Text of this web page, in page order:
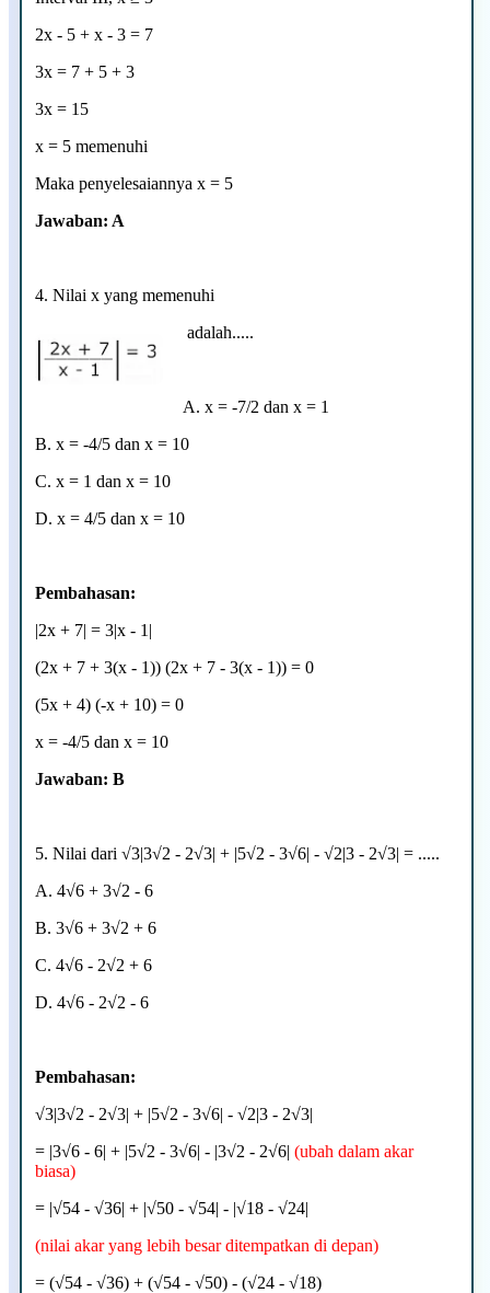
2x - 5 + x - 3 = 7
3x = 7 + 5 + 3
3x = 15
x = 5 memenuhi
Maka penyelesaiannya x = 5
Jawaban: A
4. Nilai x yang memenuhi
adalah.....
A. x = -7/2 dan x = 1
B. x = -4/5 dan x = 10
C. x = 1 dan x = 10
D. x = 4/5 dan x = 10
Pembahasan:
|2x + 7| = 3|x - 1|
(2x + 7 + 3(x - 1)) (2x + 7 - 3(x - 1)) = 0
(5x + 4) (-x + 10) = 0
x = -4/5 dan x = 10
Jawaban: B
5. Nilai dari √3|3√2 - 2√3| + |5√2 - 3√6| - √2|3 - 2√3| = .....
A. 4√6 + 3√2 - 6
B. 3√6 + 3√2 + 6
C. 4√6 - 2√2 + 6
D. 4√6 - 2√2 - 6
Pembahasan:
√3|3√2 - 2√3| + |5√2 - 3√6| - √2|3 - 2√3|
= |3√6 - 6| + |5√2 - 3√6| - |3√2 - 2√6| (ubah dalam akar
biasa)
= |√54 - √36| + |√50 - √54| - |√18 - √24|
(nilai akar yang lebih besar ditempatkan di depan)
= (√54 - √36) + (√54 - √50) - (√24 - √18)